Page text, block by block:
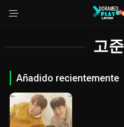
고준
Añadido recientemente